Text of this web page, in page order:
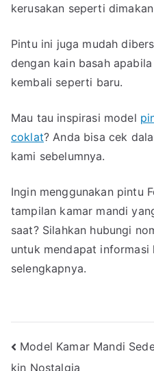
kerusakan seperti
Pintu ini juga mudah
dengan kain basah
kembali seperti baru.
Mau tau inspirasi model
coklat? Anda bisa cek
kami sebelumnya.
Ingin menggunakan pintu
tampilan kamar mandi
saat? Silahkan hubungi
untuk mendapat informasi
selengkapnya.
Navigasi
Model Kamar Mandi
kin Nostalgia